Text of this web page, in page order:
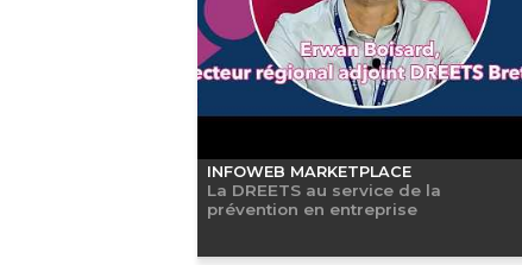
INFOWEB MARKETPLACE
La DREETS au service de la
prévention en entreprise